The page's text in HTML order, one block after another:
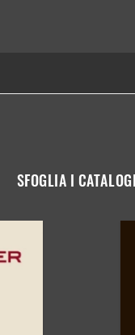
SFOGLIA I